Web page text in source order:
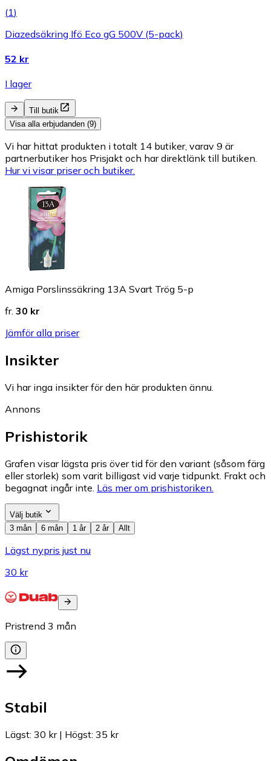
(1)
Diazedsäkring Ifö Eco gG 500V (5-pack)
52 kr
I lager
Till butik
Visa alla erbjudanden (9)
Vi har hittat produkten i totalt 14 butiker, varav 9 är
partnerbutiker hos Prisjakt och har direktlänk till butiken.
Hur vi visar priser och butiker.
Amiga Porslinssäkring 13A Svart Trög 5-p
fr. 30 kr
Jämför alla priser
Insikter
Vi har inga insikter för den här produkten ännu.
Annons
Prishistorik
Grafen visar lägsta pris över tid för den variant (såsom färg
eller storlek) som varit billigast vid varje tidpunkt. Frakt och
begagnat ingår inte. Läs mer om prishistoriken.
Välj butik
3 mån
6 mån 1 år 2 år Allt
Lägst nypris just nu
30 kr
Pristrend 3 mån
Stabil
Lägst: 30 kr| Högst: 35 kr